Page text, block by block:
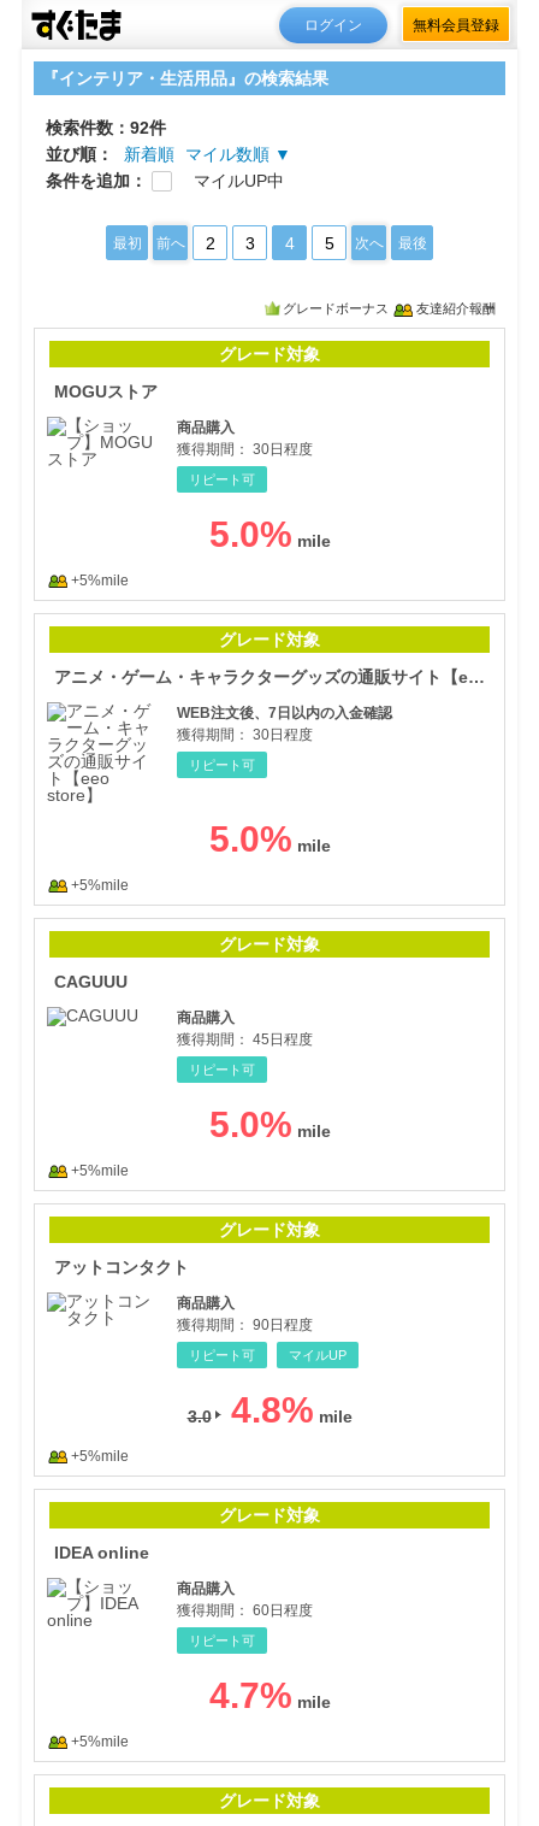
ログイン 無料会員登録
『インテリア・生活用品』の検索結果
検索件数：92件
並び順：
新着順
マイル数順 ▼
条件を追加：
マイルUP中
最初 前へ 2 3 4 5 次へ 最後
グレードボーナス 友達紹介報酬
グレード対象
MOGUストア
商品購入
獲得期間： 30日程度
リピート可
5.0%
+5%mile
グレード対象
アニメ・ゲーム・キャラクターグッズの通販サイト【eeo store】
WEB注文後、7日以内の入金確認
獲得期間： 30日程度
リピート可
5.0%
+5%mile
グレード対象
CAGUUU
商品購入
獲得期間： 45日程度
リピート可
5.0%
+5%mile
グレード対象
アットコンタクト
商品購入
獲得期間： 90日程度
リピート可 マイルUP
3.0 4.8%
+5%mile
グレード対象
IDEA online
商品購入
獲得期間： 60日程度
リピート可
4.7%
+5%mile
グレード対象